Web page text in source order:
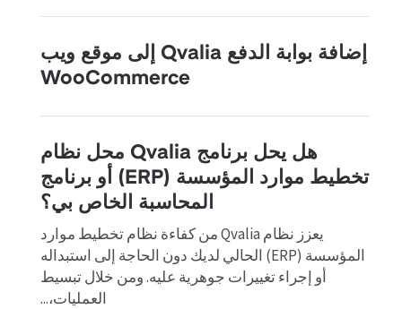
إضافة بوابة الدفع Qvalia إلى موقع ويب
WooCommerce
هل يحل برنامج Qvalia محل نظام
تخطيط موارد المؤسسة (ERP) أو برنامج
المحاسبة الخاص بي؟
يعزز نظام Qvalia من كفاءة نظام تخطيط موارد
المؤسسة (ERP) الحالي لديك دون الحاجة إلى استبداله
أو إجراء تغييرات جوهرية عليه. ومن خلال تبسيط
العمليات،...